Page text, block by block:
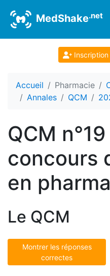
MedShake.net
Inscription
Accueil Pharmacie
Annales
QCM
QCM
concours
en
Le QCM
Montrer les réponses
correctes